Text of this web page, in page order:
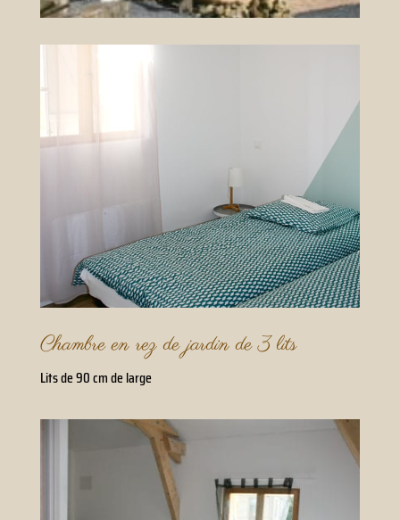
Chambre en rez de jardin de 3 lits
Lits de 90 cm de large